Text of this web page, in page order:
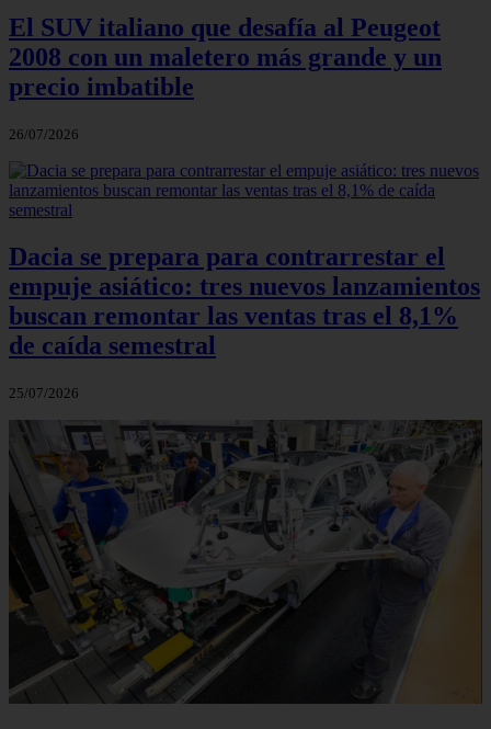
El SUV italiano que desafía al Peugeot
2008 con un maletero más grande y un
precio imbatible
26/07/2026
Dacia se prepara para contrarrestar el
empuje asiático: tres nuevos lanzamientos
buscan remontar las ventas tras el 8,1%
de caída semestral
25/07/2026